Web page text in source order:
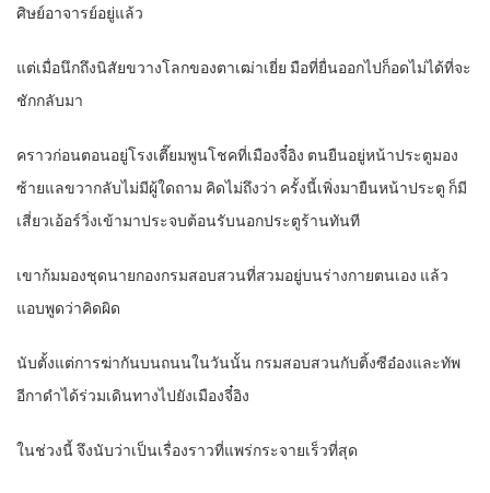
ศิษย์อาจารย์อยู่แล้ว
แต่เมื่อนึกถึงนิสัยขวางโลกของตาเฒ่าเยี่ย มือที่ยื่นออกไปก็อดไม่ได้ที่จะ
ชักกลับมา
คราวก่อนตอนอยู่โรงเตี๊ยมพูนโชคที่เมืองจี๋อิง ตนยืนอยู่หน้าประตูมอง
ซ้ายแลขวากลับไม่มีผู้ใดถาม คิดไม่ถึงว่า ครั้งนี้เพิ่งมายืนหน้าประตู ก็มี
เสี่ยวเอ้อร์วิ่งเข้ามาประจบต้อนรับนอกประตูร้านทันที
เขาก้มมองชุดนายกองกรมสอบสวนที่สวมอยู่บนร่างกายตนเอง แล้ว
แอบพูดว่าคิดผิด
นับตั้งแต่การฆ่ากันบนถนนในวันนั้น กรมสอบสวนกับติ้งซีอ๋องและทัพ
อีกาดำได้ร่วมเดินทางไปยังเมืองจี๋อิง
ในช่วงนี้ จึงนับว่าเป็นเรื่องราวที่แพร่กระจายเร็วที่สุด